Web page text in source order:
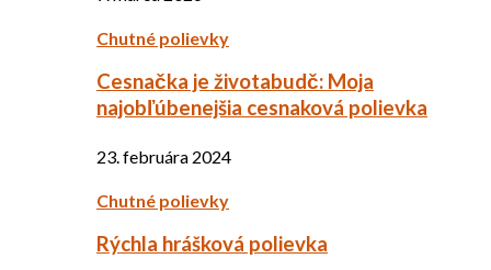
Chutné polievky
Cesnačka je životabudč: Moja
najobľúbenejšia cesnaková polievka
23. februára 2024
Chutné polievky
Rýchla hrášková polievka